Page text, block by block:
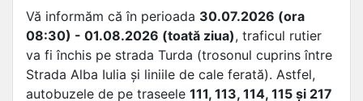
|
Vă informăm că în perioada 30.07.2026 (ora
08:30) - 01.08.2026 (toată ziua), traficul rutier
va fi închis pe strada Turda (trosonul cuprins între
Strada Alba Iulia și liniile de cale ferată). Astfel,
autobuzele de pe traseele 111, 113, 114, 115 și 217